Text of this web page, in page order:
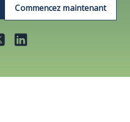
Commencez maintenant